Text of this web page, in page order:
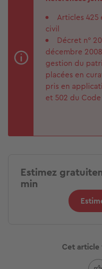
Articles 425
civil
Décret n°
décembre
gestion du
placées en
pris en
et 502 du
Estimez
min
Cet article